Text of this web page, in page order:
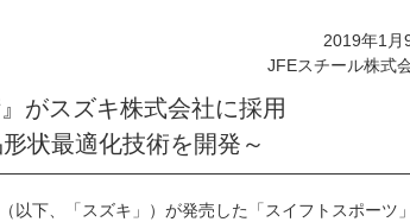
2019年1月
JFEスチール株式
がスズキ株式会社に採用
状最適化技術を開発～
下、「スズキ」）が発売した「スイフトスポーツ」